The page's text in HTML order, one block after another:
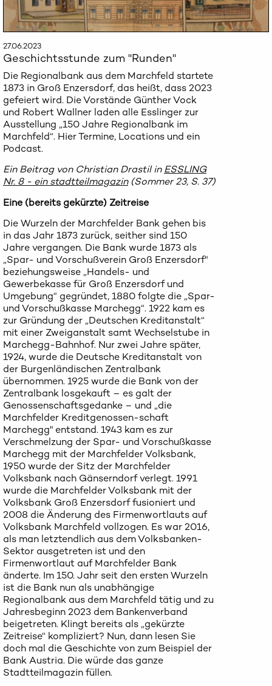
27.06.2023
Geschichtsstunde zum "Runden"
Die Regionalbank aus dem Marchfeld startete
1873 in Groß Enzersdorf, das heißt, dass 2023
gefeiert wird. Die Vorstände Günther Vock
und Robert Wallner laden alle Esslinger zur
Ausstellung „150 Jahre Regionalbank im
Marchfeld“. Hier Termine, Locations und ein
Podcast.
Ein Beitrag von Christian Drastil inESSLING
Nr. 8 - ein stadtteilmagazin(Sommer 23, S. 37)
Eine (bereits gekürzte) Zeitreise
Die Wurzeln der Marchfelder Bank gehen bis
in das Jahr 1873 zurück, seither sind 150
Jahre vergangen. Die Bank wurde 1873 als
„Spar- und Vorschußverein Groß Enzersdorf"
beziehungsweise „Handels- und
Gewerbekasse für Groß Enzersdorf und
Umgebung“ gegründet, 1880 folgte die „Spar-
und Vorschußkasse Marchegg“. 1922 kam es
zur Gründung der „Deutschen Kreditanstalt“
mit einer Zweiganstalt samt Wechselstube in
Marchegg-Bahnhof. Nur zwei Jahre später,
1924, wurde die Deutsche Kreditanstalt von
der Burgenländischen Zentralbank
übernommen. 1925 wurde die Bank von der
Zentralbank losgekauft – es galt der
Genossenschaftsgedanke – und „die
Marchfelder Kreditgenossen-schaft
Marchegg" entstand. 1943 kam es zur
Verschmelzung der Spar- und Vorschußkasse
Marchegg mit der Marchfelder Volksbank,
1950 wurde der Sitz der Marchfelder
Volksbank nach Gänserndorf verlegt. 1991
wurde die Marchfelder Volksbank mit der
Volksbank Groß Enzersdorf fusioniert und
2008 die Änderung des Firmenwortlauts auf
Volksbank Marchfeld vollzogen. Es war 2016,
als man letztendlich aus dem Volksbanken-
Sektor ausgetreten ist und den
Firmenwortlaut auf Marchfelder Bank
änderte. Im 150. Jahr seit den ersten Wurzeln
ist die Bank nun als unabhängige
Regionalbank aus dem Marchfeld tätig und zu
Jahresbeginn 2023 dem Bankenverband
beigetreten. Klingt bereits als „gekürzte
Zeitreise“ kompliziert? Nun, dann lesen Sie
doch mal die Geschichte von zum Beispiel der
Bank Austria. Die würde das ganze
Stadtteilmagazin füllen.